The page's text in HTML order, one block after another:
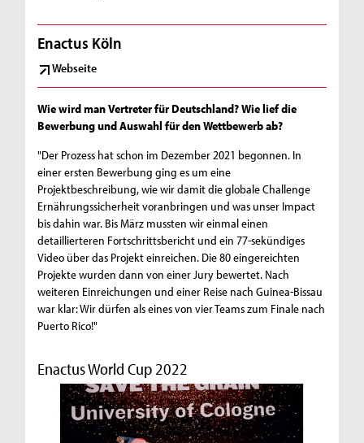
Enactus Köln
Webseite
Wie wird man Vertreter für Deutschland? Wie lief die
Bewerbung und Auswahl für den Wettbewerb ab?
"Der Prozess hat schon im Dezember 2021 begonnen. In
einer ersten Bewerbung ging es um eine
Projektbeschreibung, wie wir damit die globale Challenge
Ernährungssicherheit voranbringen und was unser Impact
bis dahin war. Bis März mussten wir einmal einen
detaillierteren Fortschrittsbericht und ein 77-sekündiges
Video über das Projekt einreichen. Die 80 eingereichten
Projekte wurden dann von einer Jury bewertet. Nach
weiteren Einreichungen und einer Reise nach Guinea-Bissau
war klar: Wir dürfen als eines von vier Teams zum Finale nach
Puerto Rico!"
Enactus World Cup 2022